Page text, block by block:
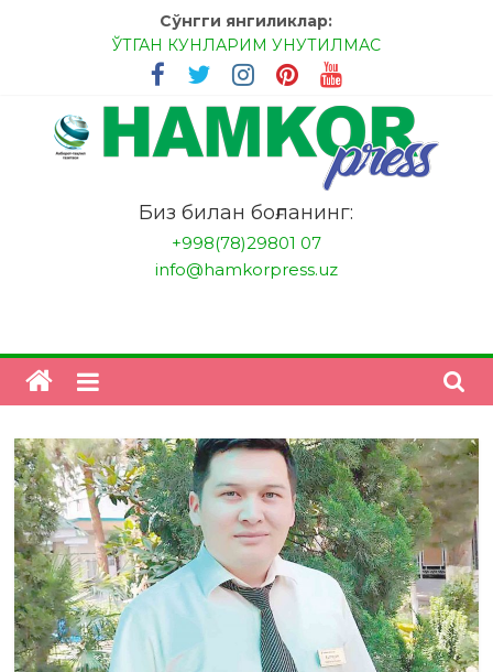
Сўнгги янгиликлар:
ЎТГАН КУНЛАРИМ УНУТИЛМАС
МЕССИ ВА РОНАЛДУ, АНА ЭНДИ ИККАЛАНГ ҲАМ
ҲУСАНОВГА ТАН БЕРИНГЛАР!
МЕҲР ОРҚАЛИ ШИФО
БАНКДА ИШЛАШ ОСОНМИ?
НАТИЖАГА ЭРИШИШ ЎЗ ҚЎЛИМИЗДА
"HamkorPress"
Биз билан боғланинг:
+998(78)29801 07
info@hamkorpress.uz